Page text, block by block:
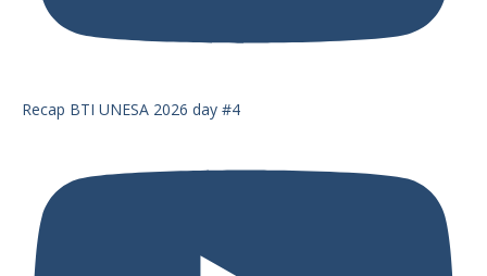
Recap BTI UNESA 2026 day #4